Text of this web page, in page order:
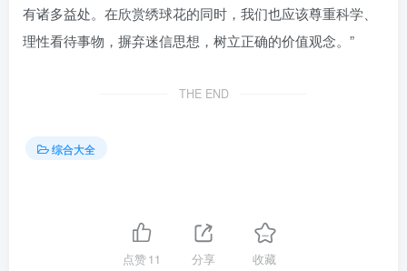
有诸多益处。在欣赏绣球花的同时，我们也应该尊重科学、
理性看待事物，摒弃迷信思想，树立正确的价值观念。”
THE END
综合大全
点赞11 分享 收藏